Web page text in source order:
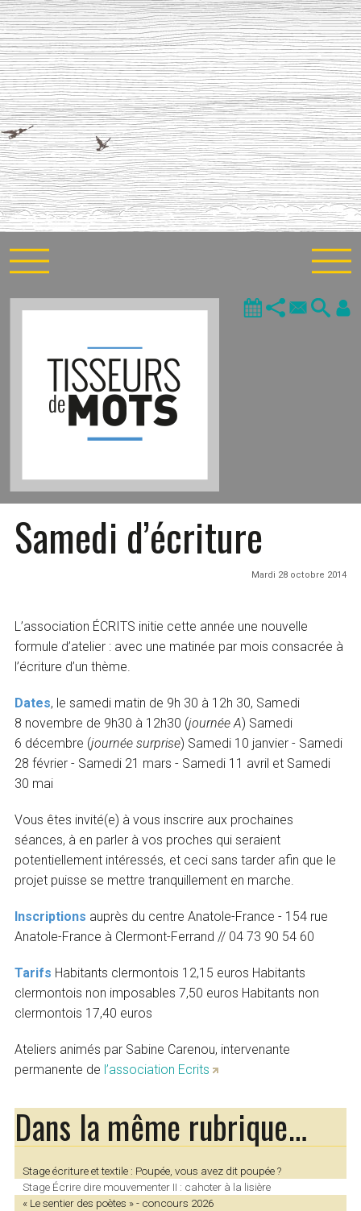
Samedi d’écriture
Mardi 28 octobre 2014
L’association ÉCRITS initie cette année une nouvelle
formule d’atelier : avec une matinée par mois consacrée à
l’écriture d’un thème.
Dates, le samedi matin de 9h 30 à 12h 30, Samedi
8 novembre de 9h30 à 12h30 (journée A) Samedi
6 décembre (journée surprise) Samedi 10 janvier - Samedi
28 février - Samedi 21 mars - Samedi 11 avril et Samedi
30 mai
Vous êtes invité(e) à vous inscrire aux prochaines
séances, à en parler à vos proches qui seraient
potentiellement intéressés, et ceci sans tarder afin que le
projet puisse se mettre tranquillement en marche.
Inscriptions auprès du centre Anatole-France - 154 rue
Anatole-France à Clermont-Ferrand // 04 73 90 54 60
Tarifs Habitants clermontois 12,15 euros Habitants
clermontois non imposables 7,50 euros Habitants non
clermontois 17,40 euros
Ateliers animés par Sabine Carenou, intervenante
permanente de l’association Ecrits
Dans la même rubrique…
Stage écriture et textile : Poupée, vous avez dit poupée ?
Stage Écrire dire mouvementer II : cahoter à la lisière
« Le sentier des poètes » - concours 2026